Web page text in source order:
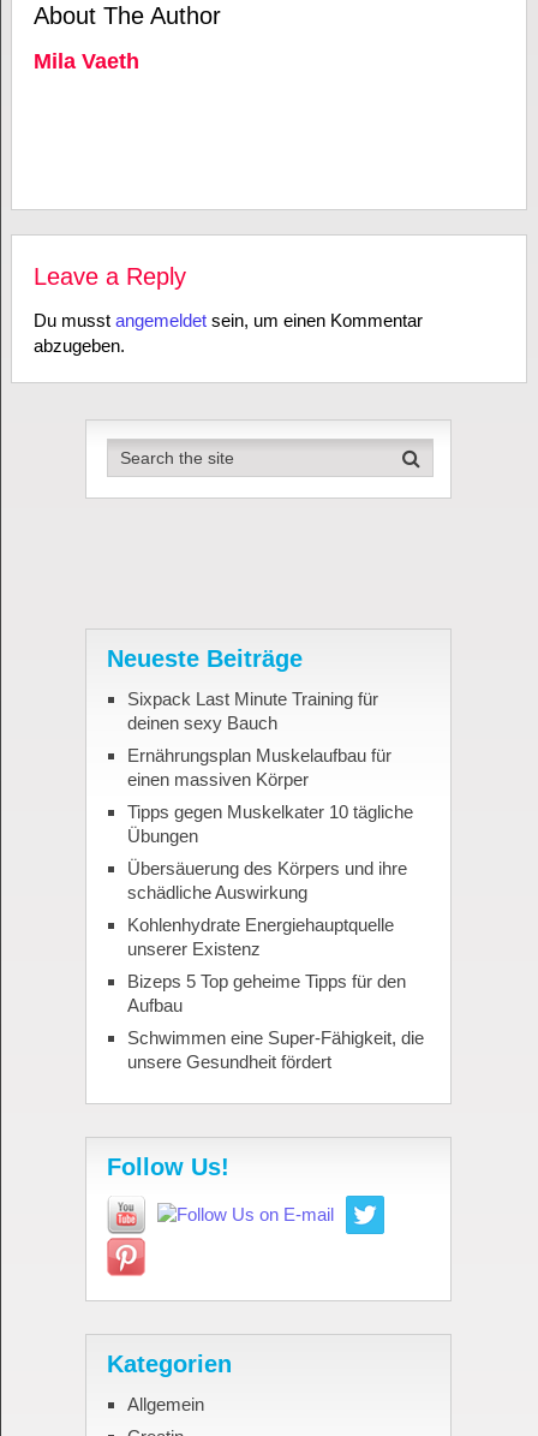
About The Author
Mila Vaeth
Leave a Reply
Du musst angemeldetsein, um einen Kommentar
abzugeben.
Neueste Beiträge
Sixpack Last Minute Training für
deinen sexy Bauch
Ernährungsplan Muskelaufbau für
einen massiven Körper
Tipps gegen Muskelkater 10 tägliche
Übungen
Übersäuerung des Körpers und ihre
schädliche Auswirkung
Kohlenhydrate Energiehauptquelle
unserer Existenz
Bizeps 5 Top geheime Tipps für den
Aufbau
Schwimmen eine Super-Fähigkeit, die
unsere Gesundheit fördert
Follow Us!
Kategorien
Allgemein